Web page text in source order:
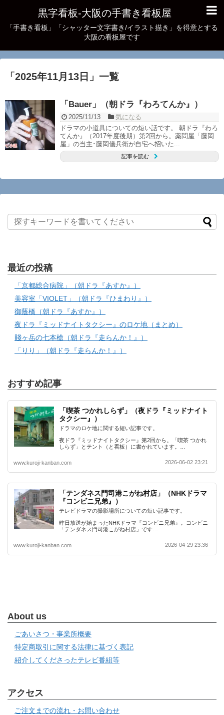
黒字看板‐大阪の手書き看板屋
「手書き看板」「シャッター文字書き/イラスト描き」を得意とする
大阪の看板屋です
「 2025年11月13日 」 一覧
「Bauer」（朝ドラ『わろてんか』）
2025/11/13
気になる
ドラマの小道具についての短い話です。 朝ドラ『わろ
てんか』（2017年度後期）第2回から。薬問屋「藤岡
屋」の当主･藤岡儀兵衛が自宅へ招いた...
記事を読む
最近の投稿
「京都総合病院」（朝ドラ『あすか』）
美容室「VIOLET」（朝ドラ『ひまわり』）
御蔭橋（朝ドラ『あすか』）
夜ドラ『ミッドナイトタクシー』のロケ地（まとめ）
賤ヶ岳の七本槍（朝ドラ『走らんか！』）
「りり」（朝ドラ『走らんか！』）
おすすめ記事
「喫茶 つかれしらず」（夜ドラ『ミッドナイト
タクシー』）
ドラマのロケ地に関する短い記事です。
夜ドラ『ミッドナイトタクシー』第2回から。「喫茶 つかれ
しらず」とテント（と看板）に書かれています。…
www.kuroji-kanban.com 2026-06-02 23:21
「テンダネス門司港こがね村店」（NHKドラマ
『コンビニ兄弟』）
テレビドラマの撮影場所についての短い記事です。
昨日放送が始まったNHKドラマ『コンビニ兄弟』。コンビニ
「テンダネス門司港こがね村店」です…
www.kuroji-kanban.com 2026-04-29 23:36
About us
ごあいさつ・事業所概要
特定商取引に関する法律に基づく表記
紹介してくださったテレビ番組等
アクセス
ご注文までの流れ・お問い合わせ